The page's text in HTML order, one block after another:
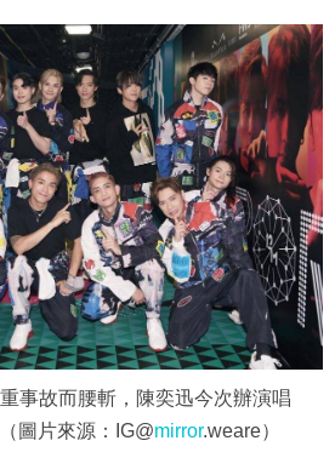
事故而腰斬，陳奕迅今次辦演唱
圖片來源：IG@mirror.weare）